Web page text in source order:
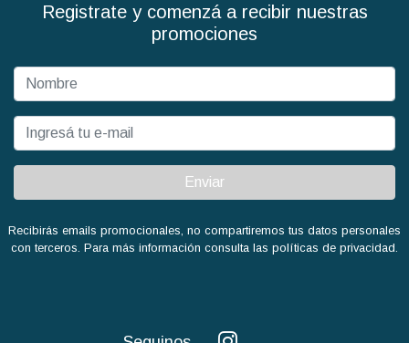
Registrate y comenzá a recibir nuestras
promociones
Enviar
Recibirás emails promocionales, no compartiremos tus datos personales
con terceros. Para más información consulta las políticas de privacidad.